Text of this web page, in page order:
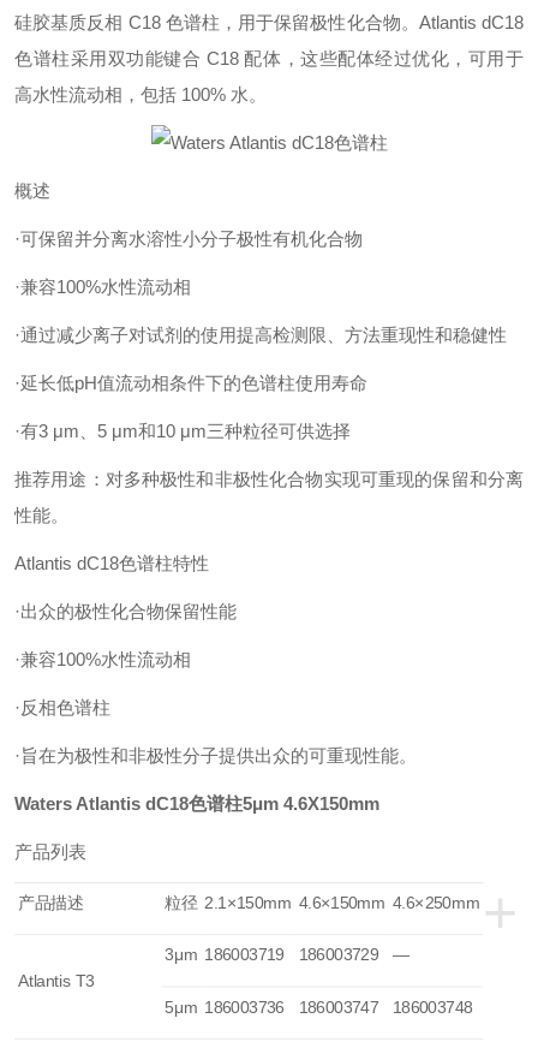
硅胶基质反相 C18 色谱柱，用于保留极性化合物。Atlantis dC18
色谱柱采用双功能键合 C18 配体，这些配体经过优化，可用于
高水性流动相，包括 100% 水。
概述
·可保留并分离水溶性小分子极性有机化合物
·兼容100%水性流动相
·通过减少离子对试剂的使用提高检测限、方法重现性和稳健性
·延长低pH值流动相条件下的色谱柱使用寿命
·有3 μm、5 μm和10 μm三种粒径可供选择
推荐用途：对多种极性和非极性化合物实现可重现的保留和分离
性能。
Atlantis dC18色谱柱特性
·出众的极性化合物保留性能
·兼容100%水性流动相
·反相色谱柱
·旨在为极性和非极性分子提供出众的可重现性能。
Waters Atlantis dC18色谱柱5μm 4.6X150mm
产品列表
+
产品描述 粒径 2.1×150mm 4.6×150mm 4.6×250mm
Atlantis T3
3μm 186003719 186003729 —
5μm 186003736 186003747 186003748